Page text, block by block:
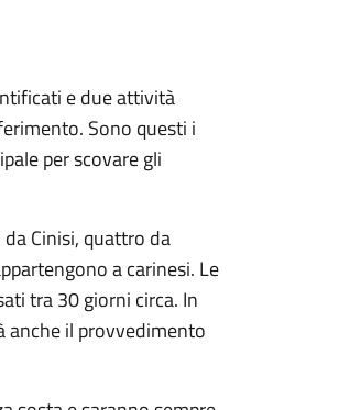
e due attività
Sono questi i
per scovare gli
Cinisi, quattro da
a carinesi. Le
tra 30 giorni circa. In
anche il provvedimento